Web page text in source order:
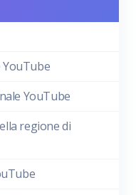
YouTube
regione di